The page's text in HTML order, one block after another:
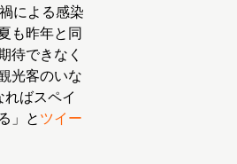
による感染
も昨年と同
待できなく
光客のいな
ばスペイ
」と ツイー